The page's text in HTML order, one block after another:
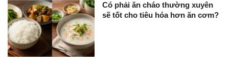
Có phải ăn cháo thường xuyên
sẽ tốt cho tiêu hóa hơn ăn cơm?